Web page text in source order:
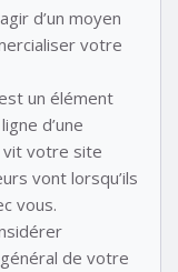
d’un moyen
votre
un élément
d’une
vit votre site
vont lorsqu’ils
vous.
de votre